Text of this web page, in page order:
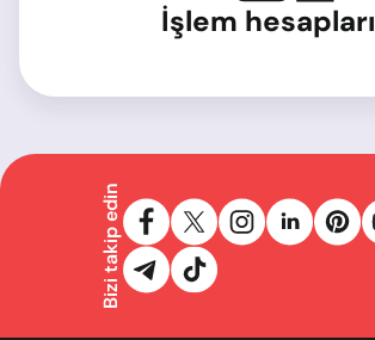
İşlem hesapları
Bizi takip edin